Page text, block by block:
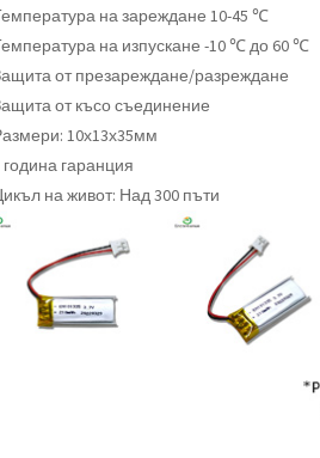
на зареждане 10-45 ℃
на изпускане -10 ℃ до 60 ℃
от презареждане/разреждане
от късо съединение
10х13х35мм
година гаранция
на живот: Над 300 пъти